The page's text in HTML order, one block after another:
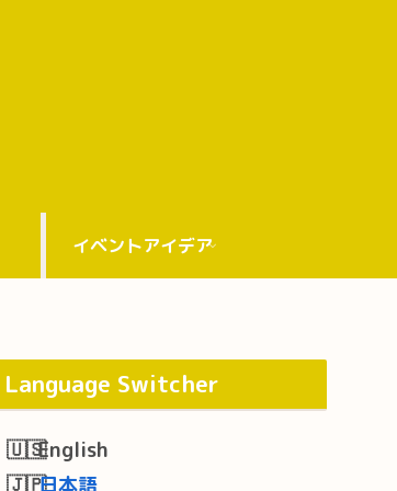
イベントアイデア
Language Switcher
English
日本語